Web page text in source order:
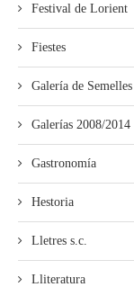
Festival de Lorient
Fiestes
Galería de Semelles
Galerías 2008/2014
Gastronomía
Hestoria
Lletres s.c.
Lliteratura